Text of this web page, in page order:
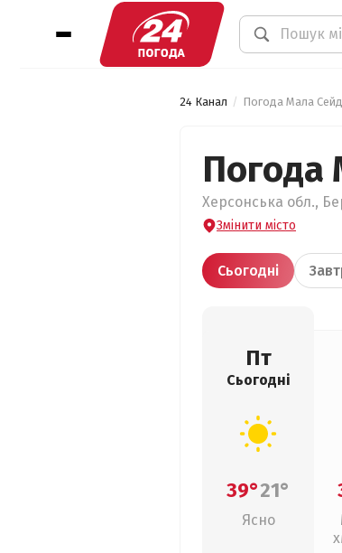
24 Канал Погода Мала
Погода
Херсонська обл.,
Змінити місто
Сьогодні
Пт
Сьогодні
39°21°
Ясно